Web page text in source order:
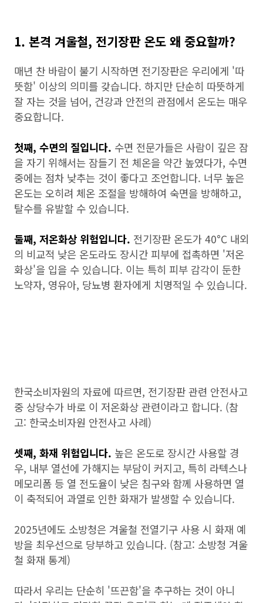
1. 본격 겨울철, 전기장판 온도 왜 중요할까?
매년 찬 바람이 불기 시작하면 전기장판은 우리에게 '따
뜻함' 이상의 의미를 갖습니다. 하지만 단순히 따뜻하게
잘 자는 것을 넘어, 건강과 안전의 관점에서 온도는 매우
중요합니다.
첫째, 수면의 질입니다. 수면 전문가들은 사람이 깊은 잠
을 자기 위해서는 잠들기 전 체온을 약간 높였다가, 수면
중에는 점차 낮추는 것이 좋다고 조언합니다. 너무 높은
온도는 오히려 체온 조절을 방해하여 숙면을 방해하고,
탈수를 유발할 수 있습니다.
둘째, 저온화상 위험입니다. 전기장판 온도가 40°C 내외
의 비교적 낮은 온도라도 장시간 피부에 접촉하면 '저온
화상'을 입을 수 있습니다. 이는 특히 피부 감각이 둔한
노약자, 영유아, 당뇨병 환자에게 치명적일 수 있습니다.
한국소비자원의 자료에 따르면, 전기장판 관련 안전사고
중 상당수가 바로 이 저온화상 관련이라고 합니다. (참
고: 한국소비자원 안전사고 사례)
셋째, 화재 위험입니다. 높은 온도로 장시간 사용할 경
우, 내부 열선에 가해지는 부담이 커지고, 특히 라텍스나
메모리폼 등 열 전도율이 낮은 침구와 함께 사용하면 열
이 축적되어 과열로 인한 화재가 발생할 수 있습니다.
2025년에도 소방청은 겨울철 전열기구 사용 시 화재 예
방을 최우선으로 당부하고 있습니다. (참고: 소방청 겨울
철 화재 통계)
따라서 우리는 단순히 '뜨끈함'을 추구하는 것이 아니